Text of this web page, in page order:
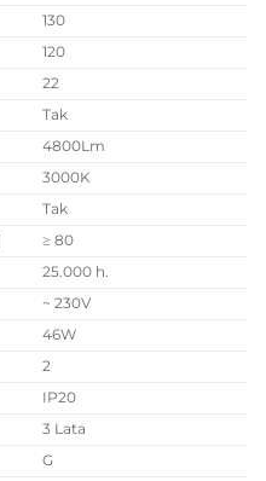
130
120
22
Tak
4800Lm
3000K
Tak
≥ 80
25.000 h.
~ 230V
46W
2
IP20
3 Lata
G